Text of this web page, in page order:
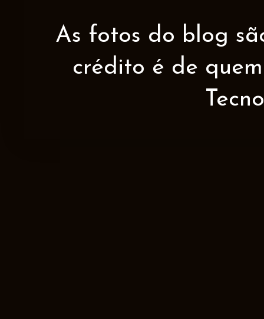
As fotos do blog
crédito é de